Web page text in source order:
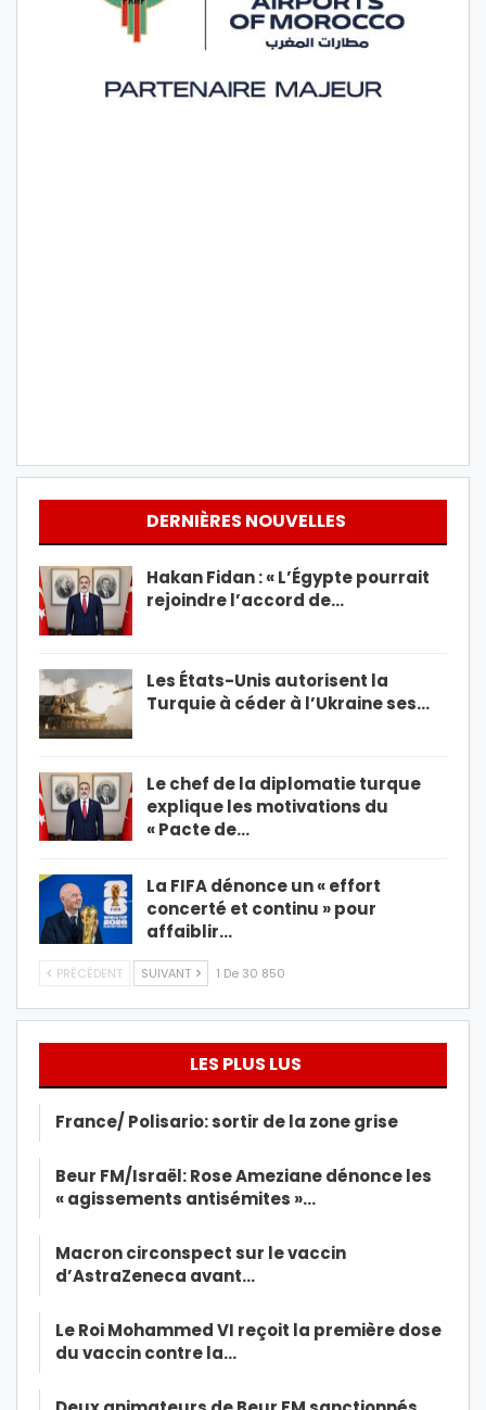
DERNIÈRES NOUVELLES
Hakan Fidan : « L’Égypte pourrait
rejoindre l’accord de…
Les États-Unis autorisent la
Turquie à céder à l’Ukraine ses…
Le chef de la diplomatie turque
explique les motivations du
« Pacte de…
La FIFA dénonce un « effort
concerté et continu » pour
affaiblir…
PRÉCÉDENT SUIVANT 1 De 30 850
LES PLUS LUS
France/ Polisario: sortir de la zone grise
Beur FM/Israël: Rose Ameziane dénonce les
« agissements antisémites »…
Macron circonspect sur le vaccin
d’AstraZeneca avant…
Le Roi Mohammed VI reçoit la première dose
du vaccin contre la…